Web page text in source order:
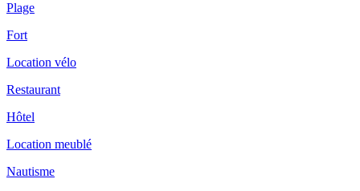
Plage
Fort
Location vélo
Restaurant
Hôtel
Location meublé
Nautisme